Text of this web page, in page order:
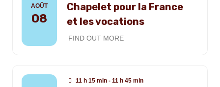
AOÛT
08
Chapelet pour la France
et les vocations
FIND OUT MORE
11 h 15 min - 11 h 45 min